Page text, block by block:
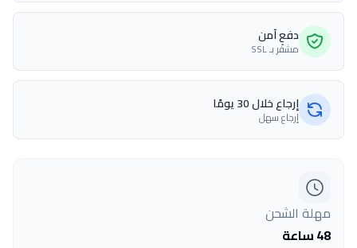
دفع آمن
مشفّر بـ SSL
إرجاع خلال 30 يومًا
إرجاع سهل
مهلة الشحن
48 ساعة